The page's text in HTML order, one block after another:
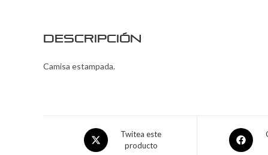
Descripción
Camisa estampada.
Twitea este
producto